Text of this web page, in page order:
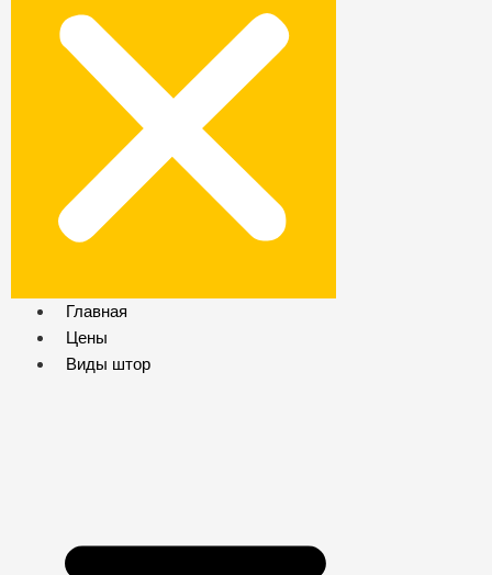
Главная
Цены
Виды штор